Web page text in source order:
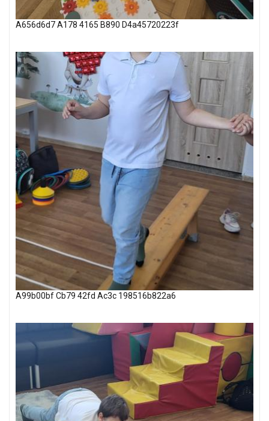
A656d6d7 A178 4165 B890 D4a45720223f
A99b00bf Cb79 42fd Ac3c 198516b822a6